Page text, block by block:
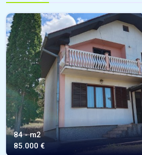
84 - m2
85.000 €